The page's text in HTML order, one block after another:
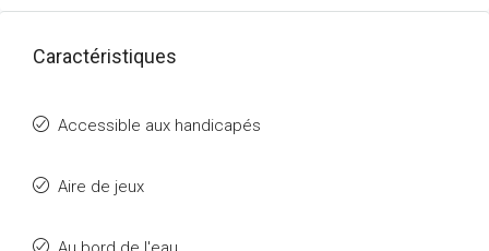
Caractéristiques
Accessible aux handicapés
Aire de jeux